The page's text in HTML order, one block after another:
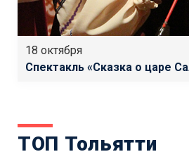
18 октября
Спектакль «Сказка о царе
ТОП Тольятти